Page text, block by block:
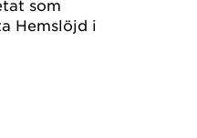
som
Hemslöjd i